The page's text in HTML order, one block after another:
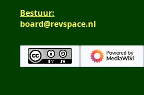
Bestuur:
board@revspace.nl